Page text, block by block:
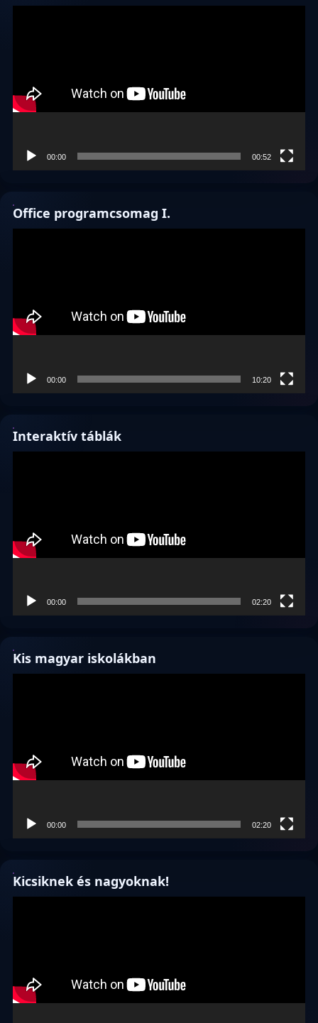
00:00 00:52
Office programcsomag I.
00:00 10:20
Interaktív táblák
00:00 02:20
Kis magyar iskolákban
00:00 02:20
Kicsiknek és nagyoknak!